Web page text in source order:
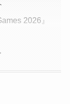
2026』